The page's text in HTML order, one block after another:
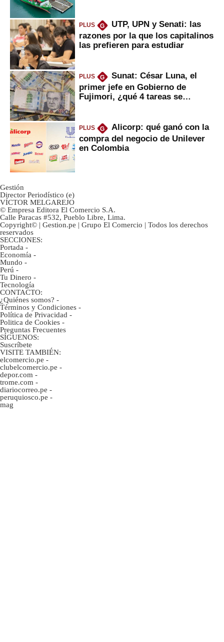
PLUS G
UTP, UPN y Senati: las
razones por la que los capitalinos
las prefieren para estudiar
PLUS G
Sunat: César Luna, el
primer jefe en Gobierno de
Fujimori, ¿qué 4 tareas se
PLUS G
Alicorp: qué ganó con la
compra del negocio de Unilever
en Colombia
Gestión
Director Periodístico (e)
VÍCTOR MELGAREJO
© Empresa Editora El Comercio S.A.
Calle Paracas #532, Pueblo Libre, Lima.
Copyright© | Gestion.pe | Grupo El Comercio | Todos los derechos
reservados
SECCIONES:
Portada -
Economía -
Mundo -
Perú -
Tu Dinero -
Tecnología
CONTACTO:
¿Quiénes somos? -
Términos y Condiciones -
Política de Privacidad -
Politica de Cookies -
Preguntas Frecuentes
SÍGUENOS:
Suscríbete
VISITE TAMBIÉN:
elcomercio.pe -
clubelcomercio.pe -
depor.com -
trome.com -
diariocorreo.pe -
peruquiosco.pe -
mag